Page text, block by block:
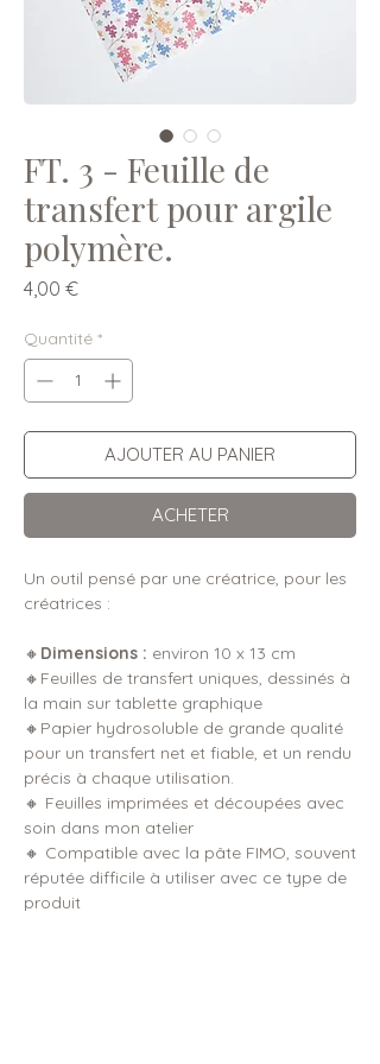
FT. 3 - Feuille de
transfert pour argile
polymère.
4,00 €Prix
Quantité *
AJOUTER AU PANIER
ACHETER
Un outil pensé par une créatrice, pour les
créatrices :
🔸 Dimensions : environ 10 x 13 cm
🔸Feuilles de transfert uniques, dessinés à
la main sur tablette graphique
🔸Papier hydrosoluble de grande qualité
pour un transfert net et fiable, et un rendu
précis à chaque utilisation.
🔸 Feuilles imprimées et découpées avec
soin dans mon atelier
🔸 Compatible avec la pâte FIMO, souvent
réputée difficile à utiliser avec ce type de
produit